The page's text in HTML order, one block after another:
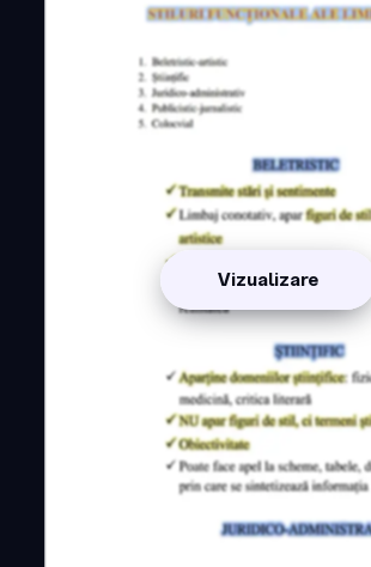
Vizualizare